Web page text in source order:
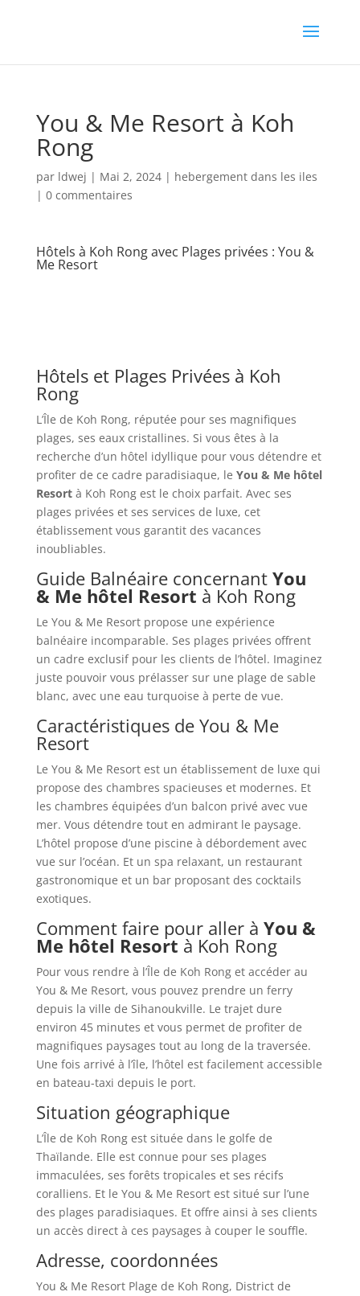
You & Me Resort à Koh
Rong
par ldwej | Mai 2, 2024| hebergement dans les iles
| 0 commentaires
Hôtels à Koh Rong avec Plages privées : You &
Me Resort
Hôtels et Plages Privées à Koh
Rong
L’Île de Koh Rong, réputée pour ses magnifiques
plages, ses eaux cristallines. Si vous êtes à la
recherche d’un hôtel idyllique pour vous détendre et
profiter de ce cadre paradisiaque, le You & Me hôtel
Resortà Koh Rong est le choix parfait. Avec ses
plages privées et ses services de luxe, cet
établissement vous garantit des vacances
inoubliables.
Guide Balnéaire concernant You
& Me hôtel Resort à Koh Rong
Le You & Me Resort propose une expérience
balnéaire incomparable. Ses plages privées offrent
un cadre exclusif pour les clients de l’hôtel. Imaginez
juste pouvoir vous prélasser sur une plage de sable
blanc, avec une eau turquoise à perte de vue.
Caractéristiques de You & Me
Resort
Le You & Me Resort est un établissement de luxe qui
propose des chambres spacieuses et modernes. Et
les chambres équipées d’un balcon privé avec vue
mer. Vous détendre tout en admirant le paysage.
L’hôtel propose d’une piscine à débordement avec
vue sur l’océan. Et un spa relaxant, un restaurant
gastronomique et un bar proposant des cocktails
exotiques.
Comment faire pour aller à You &
Me hôtel Resort à Koh Rong
Pour vous rendre à l’Île de Koh Rong et accéder au
You & Me Resort, vous pouvez prendre un ferry
depuis la ville de Sihanoukville. Le trajet dure
environ 45 minutes et vous permet de profiter de
magnifiques paysages tout au long de la traversée.
Une fois arrivé à l’île, l’hôtel est facilement accessible
en bateau-taxi depuis le port.
Situation géographique
L’Île de Koh Rong est située dans le golfe de
Thaïlande. Elle est connue pour ses plages
immaculées, ses forêts tropicales et ses récifs
coralliens. Et le You & Me Resort est situé sur l’une
des plages paradisiaques. Et offre ainsi à ses clients
un accès direct à ces paysages à couper le souffle.
Adresse, coordonnées
You & Me Resort Plage de Koh Rong, District de